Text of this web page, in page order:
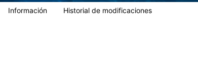
Información Historial de modificaciones